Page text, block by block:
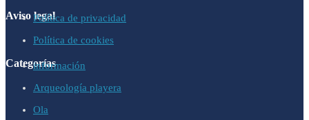
Aviso legalPolítica de privacidad
Política de cookies
Categoríasinformación
Arqueología playera
Ola